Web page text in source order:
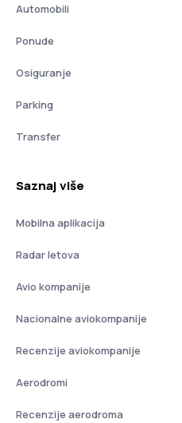
Automobili
Ponude
Osiguranje
Parking
Transfer
Saznaj više
Mobilna aplikacija
Radar letova
Avio kompanije
Nacionalne aviokompanije
Recenzije aviokompanije
Aerodromi
Recenzije aerodroma